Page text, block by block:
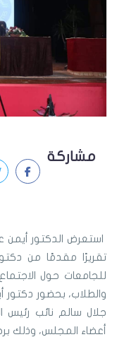
مشاركة
استعرض الدكتور أيمن
تقريرًا مقدمًا من
للجامعات حول
والطلاب، بحضور دكتور
جلال سالم نائب رئيس
أعضاء المجلس، وذلك